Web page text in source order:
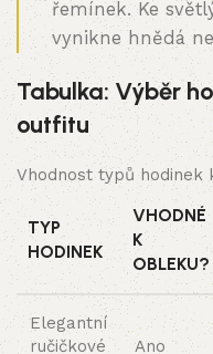
řemínek. Ke
vynikne hnědá
Tabulka: Výběr
outfitu
Vhodnost typů hodinek
TYP
HODINEK
VHODNÉ
K
OBLEKU?
Elegantní
ručičkové
Ano